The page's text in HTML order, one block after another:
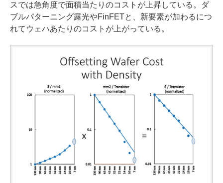
スでは急角度で面積当たりのコストが上昇している。ダ
ブルパターニング露光やFinFETと、新要素が加わるにつ
れてウェハあたりのコストが上がっている。